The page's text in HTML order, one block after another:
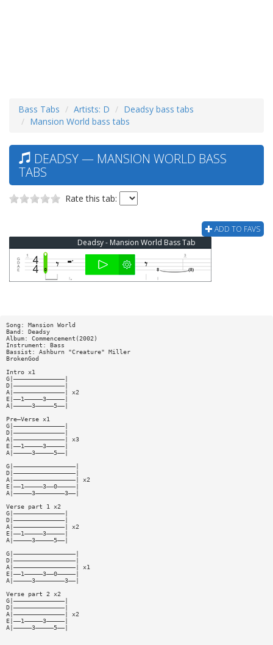
Bass Tabs Artists: D
Deadsy bass tabs
Mansion World bass tabs
DEADSY — MANSION WORLD BASS
TABS
Rate this tab:
ADD TO FAVS
Deadsy - Mansion World Bass Tab
Song: Mansion World
Band: Deadsy
Album: Commencement(2002)
Instrument: Bass
Bassist: Ashburn "Creature" Miller
BrokenGod
Intro x1
G|——————————————|
D|——————————————|
A|——————————————| x2
E|——1—————3—————|
A|—————3—————5——|
Pre—Verse x1
G|——————————————|
D|——————————————|
A|——————————————| x3
E|——1—————3—————|
A|—————3—————5——|
G|—————————————————|
D|—————————————————|
A|—————————————————| x2
E|——1—————3——0—————|
A|—————3————————3——|
Verse part 1 x2
G|——————————————|
D|——————————————|
A|——————————————| x2
E|——1—————3—————|
A|—————3—————5——|
G|—————————————————|
D|—————————————————|
A|—————————————————| x1
E|——1—————3——0—————|
A|—————3————————3——|
Verse part 2 x2
G|——————————————|
D|——————————————|
A|——————————————| x2
E|——1—————3—————|
A|—————3—————5——|